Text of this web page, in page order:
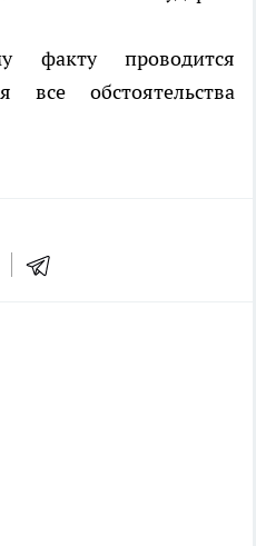
факту проводится
все обстоятельства